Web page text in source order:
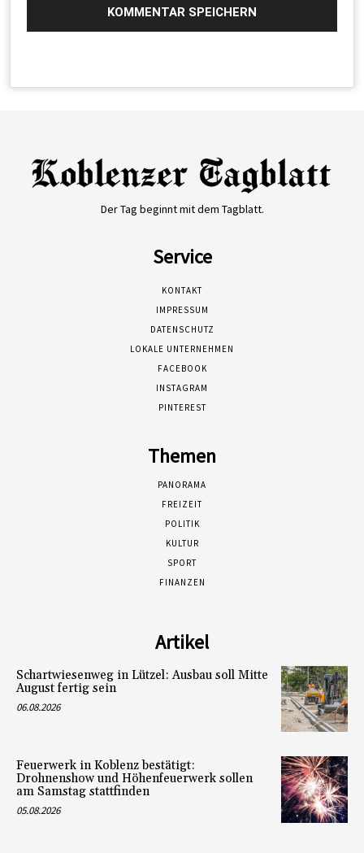
Der Tag beginnt mit dem Tagblatt.
Service
KONTAKT
IMPRESSUM
DATENSCHUTZ
LOKALE UNTERNEHMEN
FACEBOOK
INSTAGRAM
PINTEREST
Themen
PANORAMA
FREIZEIT
POLITIK
KULTUR
SPORT
FINANZEN
Artikel
Schartwiesenweg in Lützel: Ausbau soll Mitte
August fertig sein
06.08.2026
Feuerwerk in Koblenz bestätigt:
Drohnenshow und Höhenfeuerwerk sollen
am Samstag stattfinden
05.08.2026